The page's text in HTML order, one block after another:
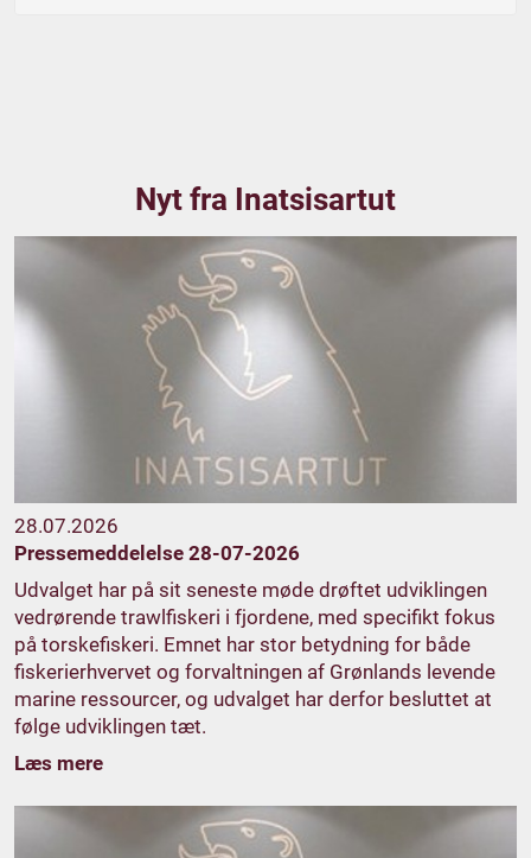
Nyt fra Inatsisartut
28.07.2026
Pressemeddelelse 28-07-2026
Udvalget har på sit seneste møde drøftet udviklingen
vedrørende trawlfiskeri i fjordene, med specifikt fokus
på torskefiskeri. Emnet har stor betydning for både
fiskerierhvervet og forvaltningen af Grønlands levende
marine ressourcer, og udvalget har derfor besluttet at
følge udviklingen tæt.
Læs mere